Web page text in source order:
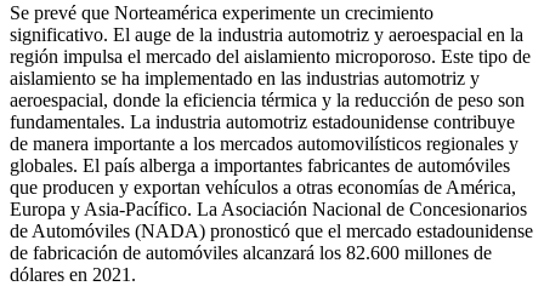
Se prevé que Norteamérica experimente un crecimiento
significativo. El auge de la industria automotriz y aeroespacial en la
región impulsa el mercado del aislamiento microporoso. Este tipo de
aislamiento se ha implementado en las industrias automotriz y
aeroespacial, donde la eficiencia térmica y la reducción de peso son
fundamentales. La industria automotriz estadounidense contribuye
de manera importante a los mercados automovilísticos regionales y
globales. El país alberga a importantes fabricantes de automóviles
que producen y exportan vehículos a otras economías de América,
Europa y Asia-Pacífico. La Asociación Nacional de Concesionarios
de Automóviles (NADA) pronosticó que el mercado estadounidense
de fabricación de automóviles alcanzará los 82.600 millones de
dólares en 2021.